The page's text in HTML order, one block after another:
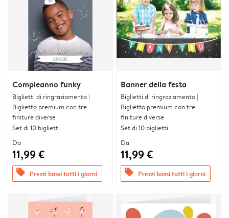
Compleanno funky
Biglietti di ringraziamento |
Biglietto premium con tre
finiture diverse
Set di 10 biglietti
Da
11,99 €
offers Prezzi bassi tutti i giorni
Banner della festa
Biglietti di ringraziamento |
Biglietto premium con tre
finiture diverse
Set di 10 biglietti
Da
11,99 €
offers Prezzi bassi tutti i giorni